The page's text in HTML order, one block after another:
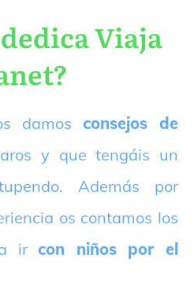
Viaja
damos consejos de
y que tengáis un
Además por
os contamos los
ircon niños por el